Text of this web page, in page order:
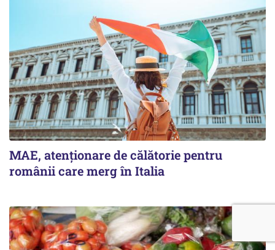
MAE, atenționare de călătorie pentru
românii care merg în Italia